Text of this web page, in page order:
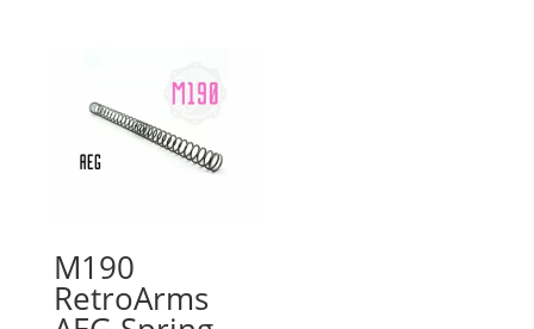
M190
RetroArms